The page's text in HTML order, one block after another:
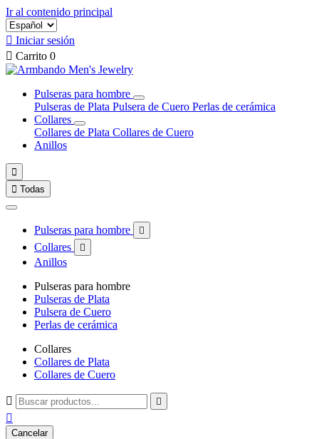
Ir al contenido principal
 Iniciar sesión
 Carrito 0
Pulseras para hombre
Pulseras de Plata Pulsera de Cuero Perlas de cerámica
Collares
Collares de Plata Collares de Cuero
Anillos

 Todas
Pulseras para hombre 
Collares 
Anillos
Pulseras para hombre
Pulseras de Plata
Pulsera de Cuero
Perlas de cerámica
Collares
Collares de Plata
Collares de Cuero
 

Cancelar